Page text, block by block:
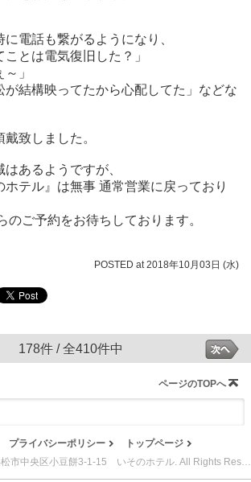
電話も繋がるようになり、
ことは電気復旧した？」
」
が結構映ってたから心配してた」などな
致しました。
あるようですが、
ホテル』は無事 通常営業に戻っており
のご予約をお待ちしております。
POSTED at 2018年10月03日 (水)
178件 / 全410件中
ページのTOPへ
プライバシーポリシー
トップページ
Copyright 2011. 静岡県浜松市中央区小豆餅3-1-15 いそのホテル. All Rights Reserved.